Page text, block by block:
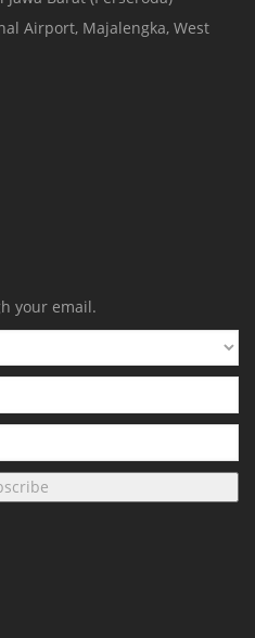
Airport, Majalengka, West
your email.